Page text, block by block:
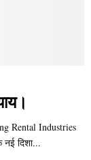
Rental Industries
दिशा...